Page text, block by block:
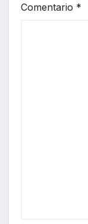
Comentario *